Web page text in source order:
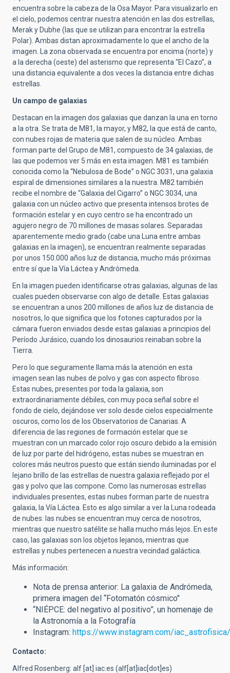
encuentra sobre la cabeza de la Osa Mayor. Para visualizarlo en
el cielo, podemos centrar nuestra atención en las dos estrellas,
Merak y Dubhe (las que se utilizan para encontrar la estrella
Polar). Ambas distan aproximadamente lo que el ancho de la
imagen. La zona observada se encuentra por encima (norte) y
a la derecha (oeste) del asterismo que representa “El Cazo”, a
una distancia equivalente a dos veces la distancia entre dichas
estrellas.
Un campo de galaxias
Destacan en la imagen dos galaxias que danzan la una en torno
a la otra. Se trata de M81, la mayor, y M82, la que está de canto,
con nubes rojas de materia que salen de su núcleo. Ambas
forman parte del Grupo de M81, compuesto de 34 galaxias, de
las que podemos ver 5 más en esta imagen. M81 es también
conocida como la “Nebulosa de Bode” o NGC 3031, una galaxia
espiral de dimensiones similares a la nuestra. M82 también
recibe el nombre de “Galaxia del Cigarro” o NGC 3034, una
galaxia con un núcleo activo que presenta intensos brotes de
formación estelar y en cuyo centro se ha encontrado un
agujero negro de 70 millones de masas solares. Separadas
aparentemente medio grado (cabe una Luna entre ambas
galaxias en la imagen), se encuentran realmente separadas
por unos 150.000 años luz de distancia, mucho más próximas
entre sí que la Vía Láctea y Andrómeda.
En la imagen pueden identificarse otras galaxias, algunas de las
cuales pueden observarse con algo de detalle. Estas galaxias
se encuentran a unos 200 millones de años luz de distancia de
nosotros, lo que significa que los fotones capturados por la
cámara fueron enviados desde estas galaxias a principios del
Período Jurásico, cuando los dinosaurios reinaban sobre la
Tierra.
Pero lo que seguramente llama más la atención en esta
imagen sean las nubes de polvo y gas con aspecto fibroso.
Estas nubes, presentes por toda la galaxia, son
extraordinariamente débiles, con muy poca señal sobre el
fondo de cielo, dejándose ver solo desde cielos especialmente
oscuros, como los de los Observatorios de Canarias. A
diferencia de las regiones de formación estelar que se
muestran con un marcado color rojo oscuro debido a la emisión
de luz por parte del hidrógeno, estas nubes se muestran en
colores más neutros puesto que están siendo iluminadas por el
lejano brillo de las estrellas de nuestra galaxia reflejado por el
gas y polvo que las compone. Como las numerosas estrellas
individuales presentes, estas nubes forman parte de nuestra
galaxia, la Vía Láctea. Esto es algo similar a ver la Luna rodeada
de nubes: las nubes se encuentran muy cerca de nosotros,
mientras que nuestro satélite se halla mucho más lejos. En este
caso, las galaxias son los objetos lejanos, mientras que
estrellas y nubes pertenecen a nuestra vecindad galáctica.
Más información:
Nota de prensa anterior: La galaxia de Andrómeda,
primera imagen del “Fotomatón cósmico"
“NIÉPCE: del negativo al positivo”, un homenaje de
la Astronomía a la Fotografía
Instagram: https://www.instagram.com/iac_astrofisica/
Contacto:
Alfred Rosenberg: alf [at] iac.es (alf[at]iac[dot]es)